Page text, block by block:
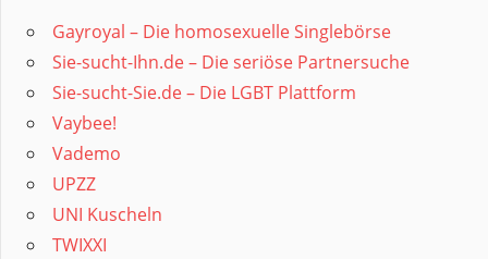
Gayroyal – Die homosexuelle Singlebörse
Sie-sucht-Ihn.de – Die seriöse Partnersuche
Sie-sucht-Sie.de – Die LGBT Plattform
Vaybee!
Vademo
UPZZ
UNI Kuscheln
TWIXXI